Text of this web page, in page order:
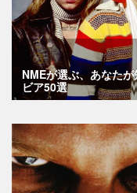
NMEが選ぶ、あなた
ビア50選